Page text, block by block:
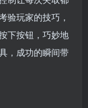
验玩家的技巧，
下按钮，巧妙地
，成功的瞬间带